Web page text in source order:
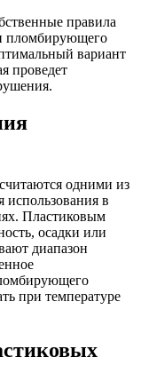
правила
пломбирующего
вариант
проведет
одними из
в
Пластиковым
осадки или
диапазон
при температуре